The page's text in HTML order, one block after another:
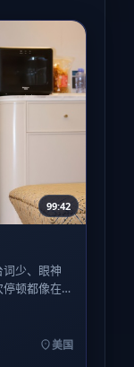
99:42
少、眼神
顿都像在
美国